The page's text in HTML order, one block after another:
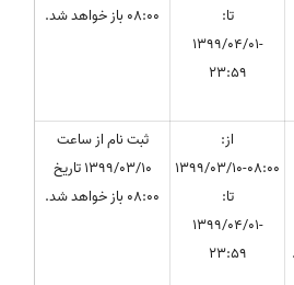
تا:
1399/04/01-
23:59
08:00 باز خواهد شد.
از:
1399/03/10-08:00
تا:
1399/04/01-
23:59
ثبت نام از ساعت
1399/03/10 تاریخ
08:00 باز خواهد شد.